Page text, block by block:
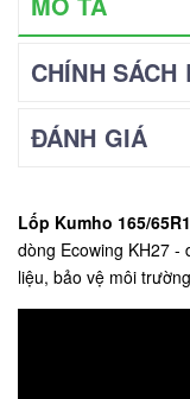
CHÍNH SÁCH
ĐÁNH GIÁ
Lốp Kumho 165/
dòng Ecowing KH27 -
liệu, bảo vệ môi